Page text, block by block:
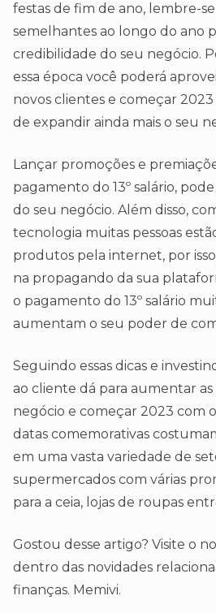
festas de fim de ano, lembre-
semelhantes ao longo do ano
credibilidade do seu negócio.
essa época você poderá
novos clientes e começar
de expandir ainda mais o seu
Lançar promoções e
pagamento do 13º salário,
do seu negócio. Além disso,
tecnologia muitas pessoas
produtos pela internet, por
na propagando da sua
o pagamento do 13º salário
aumentam o seu poder de
Seguindo essas dicas e
ao cliente dá para aumentar as
negócio e começar 2023 com
datas comemorativas
em uma vasta variedade de
supermercados com várias
para a ceia, lojas de roupas
Gostou desse artigo? Visite o
dentro das novidades
finanças. Memivi.